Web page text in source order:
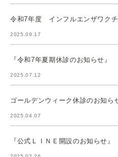
令和7年度 インフルエンザワク
2025.09.17
『令和7年夏期休診のお知らせ』
2025.07.12
ゴールデンウィーク休診のお知ら
2025.04.07
『公式ＬＩＮＥ開設のお知らせ』